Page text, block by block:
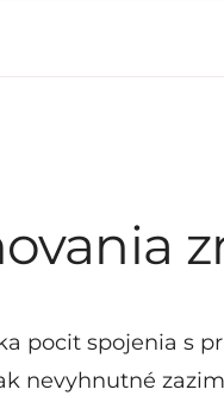
pocit spojenia s
nevyhnutné